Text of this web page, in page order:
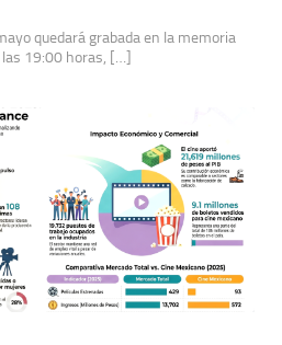
quedará grabada en la memoria
las 19:00 horas, […]